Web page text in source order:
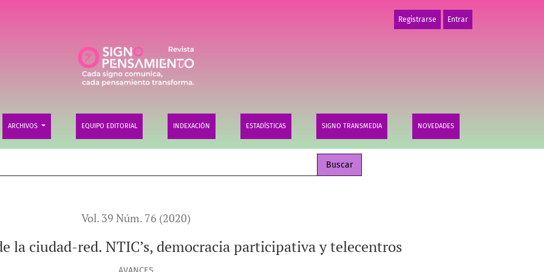
participativa y telecentros
ARCHIVOS EQUIPO EDITORIAL INDEXACIÓN ESTADÍSTICAS SIGNO TRANSMEDIA NOVEDADES
Registrarse Entrar
Buscar
Vol. 39 Núm. 76 (2020)
la ciudad-red. NTIC’s, democracia participativa y telecentros